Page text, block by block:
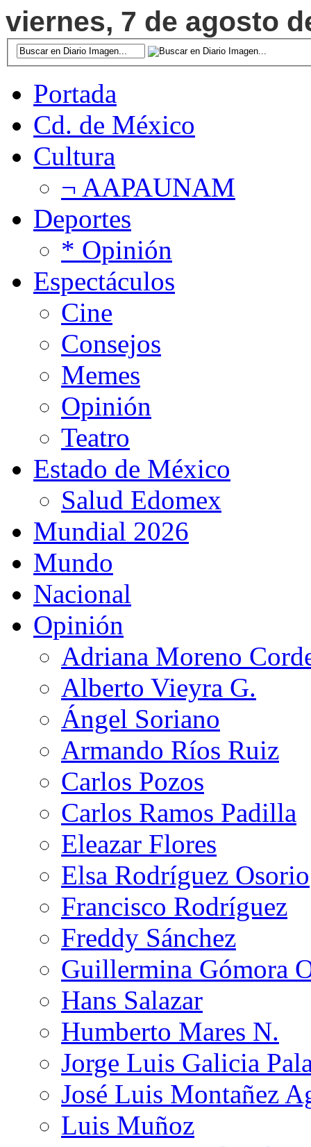
viernes, 7 de agosto
Portada
Cd. de México
Cultura
¬ AAPAUNAM
Deportes
* Opinión
Espectáculos
Cine
Consejos
Memes
Opinión
Teatro
Estado de México
Salud Edomex
Mundial 2026
Mundo
Nacional
Opinión
Adriana Moreno
Alberto Vieyra G.
Ángel Soriano
Armando Ríos Ruiz
Carlos Pozos
Carlos Ramos Padilla
Eleazar Flores
Elsa Rodríguez Osorio
Francisco Rodríguez
Freddy Sánchez
Guillermina Gómora
Hans Salazar
Humberto Mares N.
Jorge Luis Galicia
José Luis Montañez
Luis Muñoz